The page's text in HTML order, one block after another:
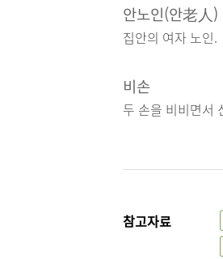
안노인(안老人)
집안의 여자 노인.
비손
두 손을 비비면서
참고자료